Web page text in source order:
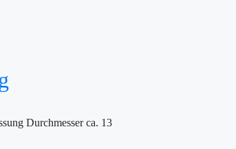
Durchmesser ca. 13